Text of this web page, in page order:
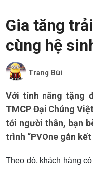
Gia tăng
cùng hệ
Trang Bùi
Với tính năng tặng
TMCP Đại Chúng
tới người thân, bạn
trình “PVOne gắn
Theo đó, khách hàng